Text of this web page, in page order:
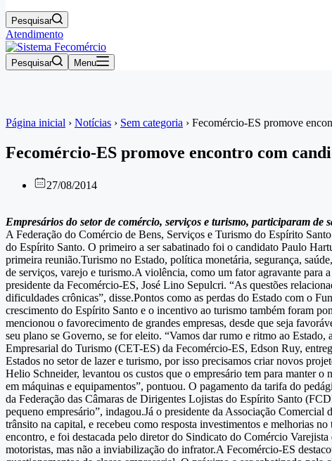
Pesquisar
Atendimento
Pesquisar Menu
Página inicial › Notícias › Sem categoria › Fecomércio-ES promove
Fecomércio-ES promove encontro com
27/08/2014
Empresários do setor de comércio, serviços e turismo, participaram
A Federação do Comércio de Bens, Serviços e Turismo do Espírito
do Espírito Santo. O primeiro a ser sabatinado foi o candidato Paulo
primeira reunião.Turismo no Estado, política monetária, segurança,
de serviços, varejo e turismo.A violência, como um fator agravante para
presidente da Fecomércio-ES, José Lino Sepulcri. “As questões
dificuldades crônicas”, disse.Pontos como as perdas do Estado com o
crescimento do Espírito Santo e o incentivo ao turismo também foram
mencionou o favorecimento de grandes empresas, desde que seja
seu plano se Governo, se for eleito. “Vamos dar rumo e ritmo ao
Empresarial do Turismo (CET-ES) da Fecomércio-ES, Edson Ruy,
Estados no setor de lazer e turismo, por isso precisamos criar novos
Helio Schneider, levantou os custos que o empresário tem para manter
em máquinas e equipamentos”, pontuou. O pagamento da tarifa do
da Federação das Câmaras de Dirigentes Lojistas do Espírito Santo
pequeno empresário”, indagou.Já o presidente da Associação
trânsito na capital, e recebeu como resposta investimentos e melhorias
encontro, e foi destacada pelo diretor do Sindicato do Comércio
motoristas, mas não a inviabilização do infrator.A Fecomércio-ES